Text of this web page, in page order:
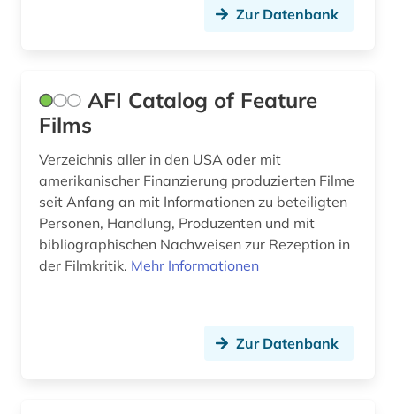
fernsehwerbung (1)
feuilleton (1)
fid adlr.link für die medien-, kommunikations-
und filmwissenschaft (1)
fid darstellende kunst (12)
Zur Datenbank
AFI Catalog of Feature
Films
Verzeichnis aller in den USA oder mit
amerikanischer Finanzierung produzierten Filme
seit Anfang an mit Informationen zu beteiligten
Personen, Handlung, Produzenten und mit
bibliographischen Nachweisen zur Rezeption in
der Filmkritik. Mehr Informationen
Zur Datenbank